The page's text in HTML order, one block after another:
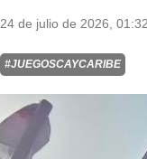
24 de julio de 2026, 01:32
#JUEGOSCAYCARIBE